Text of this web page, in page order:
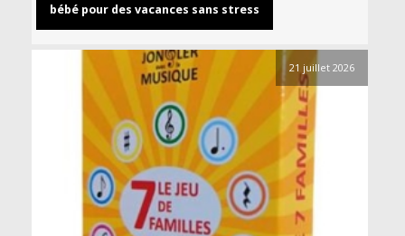
bébé pour des vacances sans stress
21 juillet 2026